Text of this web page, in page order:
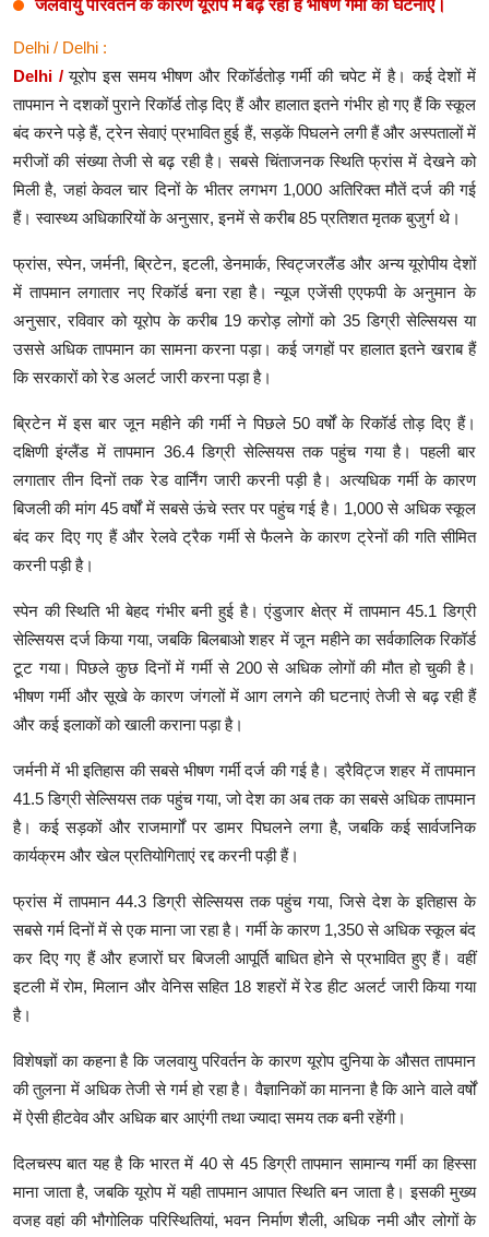
जलवायु परिवर्तन के कारण यूरोप में बढ़ रही है भीषण गर्मी की घटनाएं।
Delhi / Delhi :
Delhi /यूरोप इस समय भीषण और रिकॉर्डतोड़ गर्मी की चपेट में है। कई देशों में
तापमान ने दशकों पुराने रिकॉर्ड तोड़ दिए हैं और हालात इतने गंभीर हो गए हैं कि स्कूल
बंद करने पड़े हैं, ट्रेन सेवाएं प्रभावित हुई हैं, सड़कें पिघलने लगी हैं और अस्पतालों में
मरीजों की संख्या तेजी से बढ़ रही है। सबसे चिंताजनक स्थिति फ्रांस में देखने को
मिली है, जहां केवल चार दिनों के भीतर लगभग 1,000 अतिरिक्त मौतें दर्ज की गई
हैं। स्वास्थ्य अधिकारियों के अनुसार, इनमें से करीब 85 प्रतिशत मृतक बुजुर्ग थे।
फ्रांस, स्पेन, जर्मनी, ब्रिटेन, इटली, डेनमार्क, स्विट्जरलैंड और अन्य यूरोपीय देशों
में तापमान लगातार नए रिकॉर्ड बना रहा है। न्यूज एजेंसी एएफपी के अनुमान के
अनुसार, रविवार को यूरोप के करीब 19 करोड़ लोगों को 35 डिग्री सेल्सियस या
उससे अधिक तापमान का सामना करना पड़ा। कई जगहों पर हालात इतने खराब हैं
कि सरकारों को रेड अलर्ट जारी करना पड़ा है।
ब्रिटेन में इस बार जून महीने की गर्मी ने पिछले 50 वर्षों के रिकॉर्ड तोड़ दिए हैं।
दक्षिणी इंग्लैंड में तापमान 36.4 डिग्री सेल्सियस तक पहुंच गया है। पहली बार
लगातार तीन दिनों तक रेड वार्निंग जारी करनी पड़ी है। अत्यधिक गर्मी के कारण
बिजली की मांग 45 वर्षों में सबसे ऊंचे स्तर पर पहुंच गई है। 1,000 से अधिक स्कूल
बंद कर दिए गए हैं और रेलवे ट्रैक गर्मी से फैलने के कारण ट्रेनों की गति सीमित
करनी पड़ी है।
स्पेन की स्थिति भी बेहद गंभीर बनी हुई है। एंडुजार क्षेत्र में तापमान 45.1 डिग्री
सेल्सियस दर्ज किया गया, जबकि बिलबाओ शहर में जून महीने का सर्वकालिक रिकॉर्ड
टूट गया। पिछले कुछ दिनों में गर्मी से 200 से अधिक लोगों की मौत हो चुकी है।
भीषण गर्मी और सूखे के कारण जंगलों में आग लगने की घटनाएं तेजी से बढ़ रही हैं
और कई इलाकों को खाली कराना पड़ा है।
जर्मनी में भी इतिहास की सबसे भीषण गर्मी दर्ज की गई है। ड्रैविट्ज शहर में तापमान
41.5 डिग्री सेल्सियस तक पहुंच गया, जो देश का अब तक का सबसे अधिक तापमान
है। कई सड़कों और राजमार्गों पर डामर पिघलने लगा है, जबकि कई सार्वजनिक
कार्यक्रम और खेल प्रतियोगिताएं रद्द करनी पड़ी हैं।
फ्रांस में तापमान 44.3 डिग्री सेल्सियस तक पहुंच गया, जिसे देश के इतिहास के
सबसे गर्म दिनों में से एक माना जा रहा है। गर्मी के कारण 1,350 से अधिक स्कूल बंद
कर दिए गए हैं और हजारों घर बिजली आपूर्ति बाधित होने से प्रभावित हुए हैं। वहीं
इटली में रोम, मिलान और वेनिस सहित 18 शहरों में रेड हीट अलर्ट जारी किया गया
है।
विशेषज्ञों का कहना है कि जलवायु परिवर्तन के कारण यूरोप दुनिया के औसत तापमान
की तुलना में अधिक तेजी से गर्म हो रहा है। वैज्ञानिकों का मानना है कि आने वाले वर्षों
में ऐसी हीटवेव और अधिक बार आएंगी तथा ज्यादा समय तक बनी रहेंगी।
दिलचस्प बात यह है कि भारत में 40 से 45 डिग्री तापमान सामान्य गर्मी का हिस्सा
माना जाता है, जबकि यूरोप में यही तापमान आपात स्थिति बन जाता है। इसकी मुख्य
वजह वहां की भौगोलिक परिस्थितियां, भवन निर्माण शैली, अधिक नमी और लोगों के